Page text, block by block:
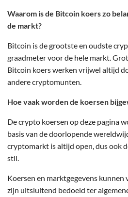
Waarom is de Bitcoin koers zo
de markt?
Bitcoin is de grootste en oudste
graadmeter voor de hele markt.
Bitcoin koers werken vrijwel altijd
andere cryptomunten.
Hoe vaak worden de koersen
De crypto koersen op deze pagina
basis van de doorlopende
cryptomarkt is altijd open, dus ook
stil.
Koersen en marktgegevens
zijn uitsluitend bedoeld ter